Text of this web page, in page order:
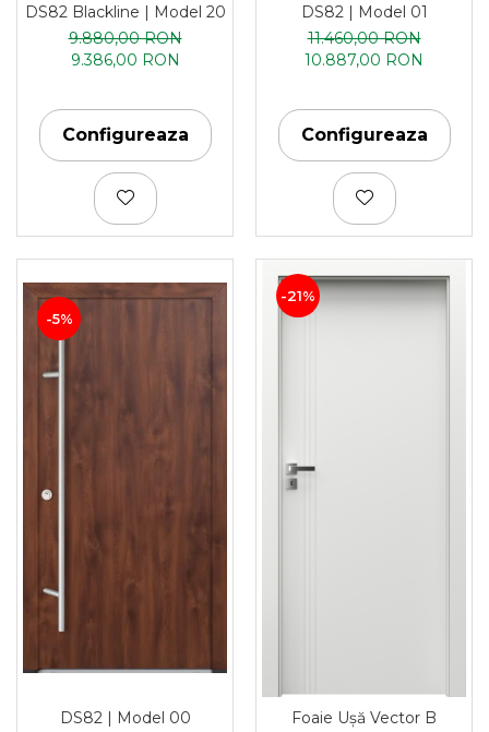
DS82 Blackline | Model 20
9.880,00 RON
9.386,00 RON
Configureaza
DS82 | Model 01
11.460,00 RON
10.887,00 RON
Configureaza
-5%
DS82 | Model 00
-21%
Foaie Ușă Vector B